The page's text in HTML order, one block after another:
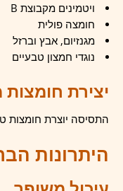
ויטמינים מקבוצת B
חומצה פולית
מגנזיום, אבץ וברזל
נוגדי חמצון טבעיים
יצירת חומצות
התסיסה יוצרת חומצות
היתרונות